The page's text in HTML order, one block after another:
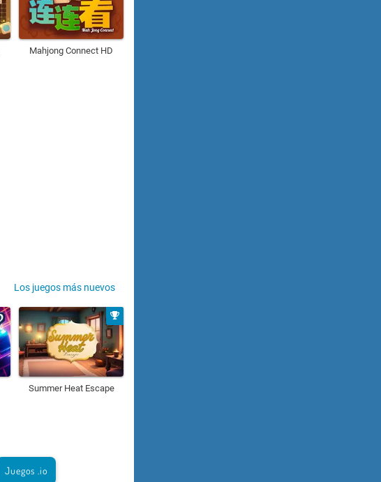
Mahjong Connect HD
Los juegos más nuevos
Summer Heat Escape
Juegos .io